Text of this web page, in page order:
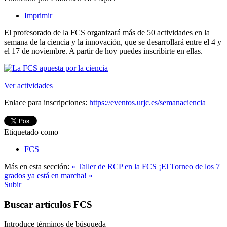
Imprimir
El profesorado de la FCS organizará más de 50 actividades en la
semana de la ciencia y la innovación, que se desarrollará entre el 4 y
el 17 de noviembre. A partir de hoy puedes inscribirte en ellas.
Ver actividades
Enlace para inscripciones: https://eventos.urjc.es/semanaciencia
Etiquetado como
FCS
Más en esta sección: « Taller de RCP en la FCS ¡El Torneo de los 7
grados ya está en marcha! »
Subir
Buscar artículos FCS
Introduce términos de búsqueda